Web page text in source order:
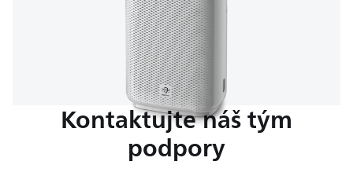
Kontaktujte náš tým
podpory